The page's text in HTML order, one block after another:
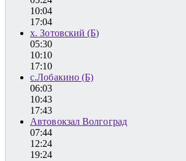
10:04
17:04
х. Зотовский (Б)
05:30
10:10
17:10
с.Лобакино (Б)
06:03
10:43
17:43
Автовокзал Волгоград
07:44
12:24
19:24